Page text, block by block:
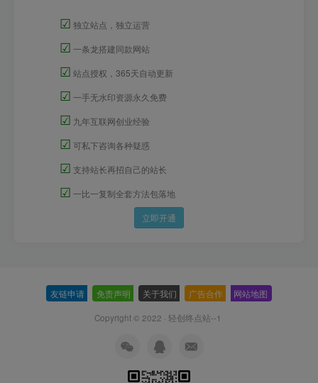
☑ 独立站点，独立运营
☑ 一条龙搭建同款网站
☑ 站点授权，365天自动更新
☑ 一手无水印资源永久免费
☑ 九年互联网创业经验
☑ 可私下咨询各种疑惑
☑ 支持站长再招自己的站长
☑ 一比一复制全套方法包落地
立即开通
友链申请 免责声明 关于我们 广告合作 网站地图
Copyright © 2022 · 轻创终点站--1